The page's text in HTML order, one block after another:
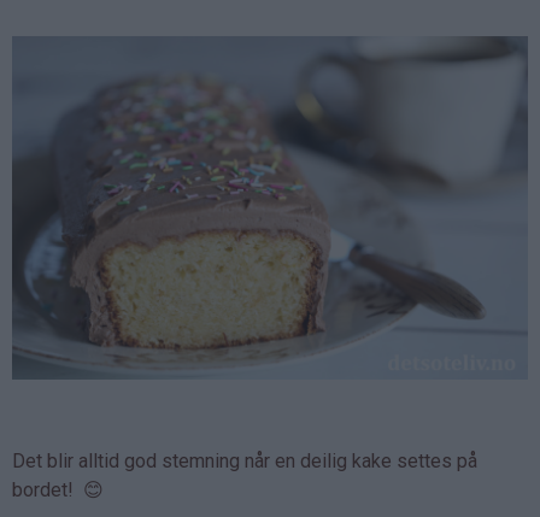
Det blir alltid god stemning når en deilig kake settes på
bordet! 😊